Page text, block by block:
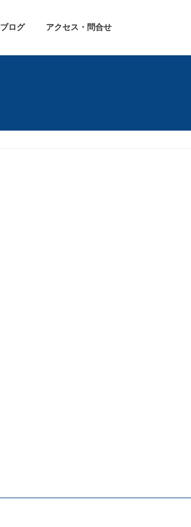
ブログ アクセス・問合せ